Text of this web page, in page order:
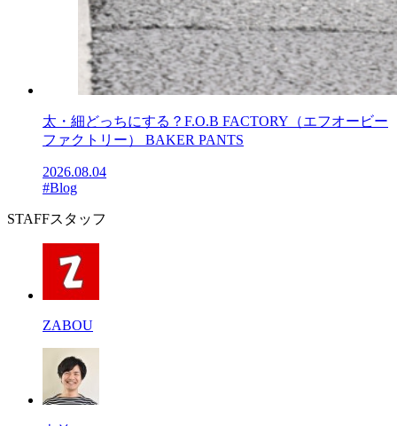
太・細どっちにする？F.O.B FACTORY（エフオービー
ファクトリー） BAKER PANTS
2026.08.04
#Blog
STAFFスタッフ
ZABOU